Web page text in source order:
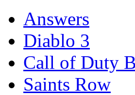
Answers
Diablo 3
Call of Duty
Saints Row